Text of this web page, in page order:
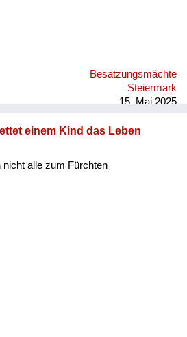
Besatzungsmächte
Steiermark
15. Mai 2025
einem Kind das Leben
alle zum Fürchten